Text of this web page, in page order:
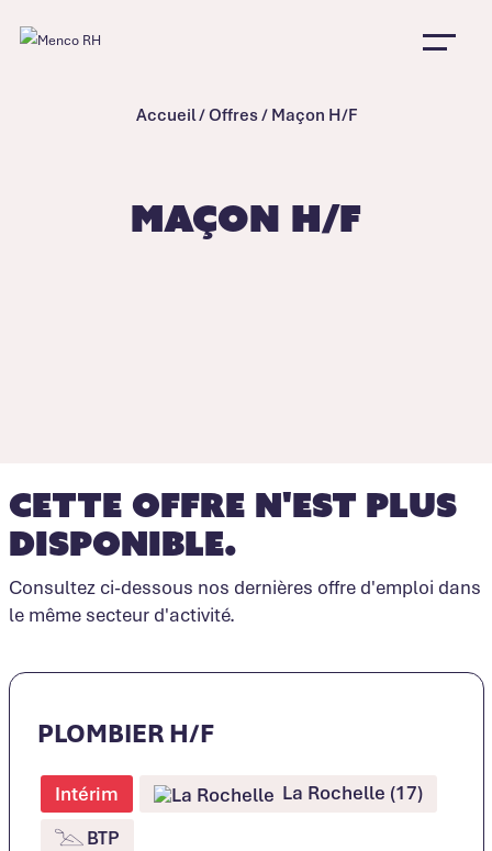
Accueil/Offres/ Maçon H/F
Maçon H/F
Cette offre n'est plus
disponible.
Consultez ci-dessous nos dernières offre d'emploi dans
le même secteur d'activité.
PLOMBIER H/F
Intérim
La Rochelle (17)
BTP